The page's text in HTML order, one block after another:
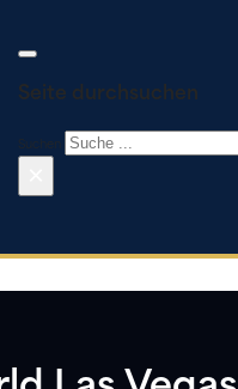
Seite durchsuchen